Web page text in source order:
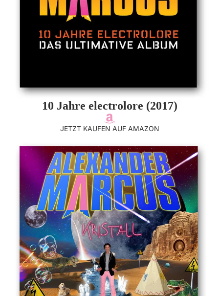
10 Jahre electrolore (2017)
JETZT KAUFEN AUF AMAZON